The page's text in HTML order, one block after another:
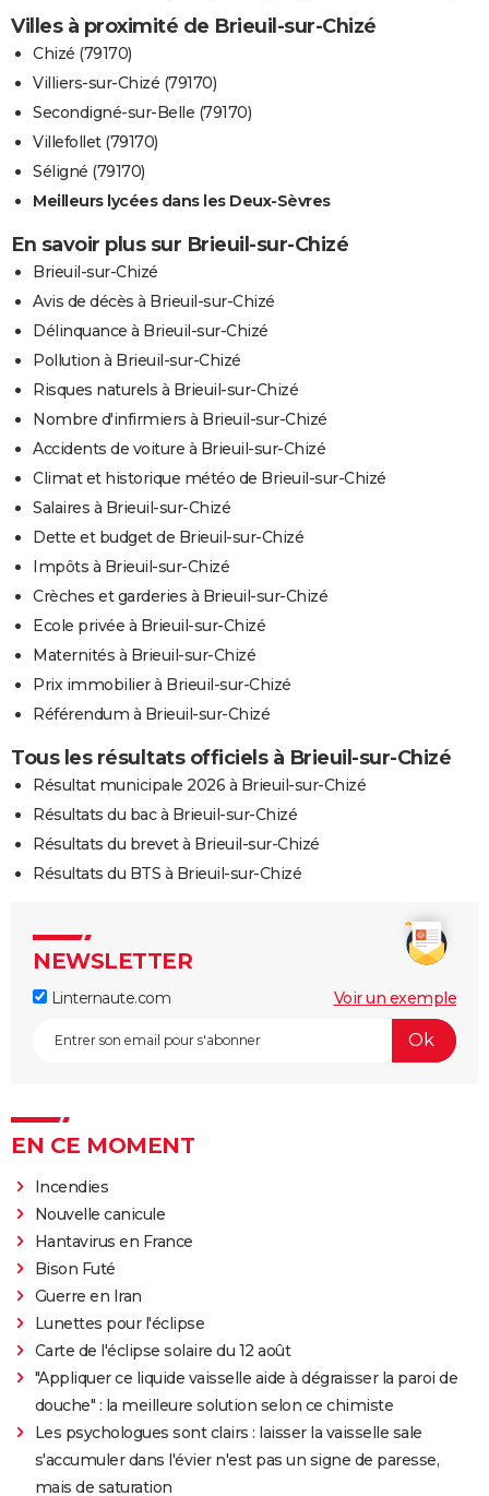
Villes à proximité de Brieuil-sur-Chizé
Chizé (79170)
Villiers-sur-Chizé (79170)
Secondigné-sur-Belle (79170)
Villefollet (79170)
Séligné (79170)
Meilleurs lycées dans les Deux-Sèvres
En savoir plus sur Brieuil-sur-Chizé
Brieuil-sur-Chizé
Avis de décès à Brieuil-sur-Chizé
Délinquance à Brieuil-sur-Chizé
Pollution à Brieuil-sur-Chizé
Risques naturels à Brieuil-sur-Chizé
Nombre d'infirmiers à Brieuil-sur-Chizé
Accidents de voiture à Brieuil-sur-Chizé
Climat et historique météo de Brieuil-sur-Chizé
Salaires à Brieuil-sur-Chizé
Dette et budget de Brieuil-sur-Chizé
Impôts à Brieuil-sur-Chizé
Crèches et garderies à Brieuil-sur-Chizé
Ecole privée à Brieuil-sur-Chizé
Maternités à Brieuil-sur-Chizé
Prix immobilier à Brieuil-sur-Chizé
Référendum à Brieuil-sur-Chizé
Tous les résultats officiels à Brieuil-sur-Chizé
Résultat municipale 2026 à Brieuil-sur-Chizé
Résultats du bac à Brieuil-sur-Chizé
Résultats du brevet à Brieuil-sur-Chizé
Résultats du BTS à Brieuil-sur-Chizé
NEWSLETTER
Linternaute.com Voir un exemple
EN CE MOMENT
Incendies
Nouvelle canicule
Hantavirus en France
Bison Futé
Guerre en Iran
Lunettes pour l'éclipse
Carte de l'éclipse solaire du 12 août
"Appliquer ce liquide vaisselle aide à dégraisser la paroi de
douche" : la meilleure solution selon ce chimiste
Les psychologues sont clairs : laisser la vaisselle sale
s'accumuler dans l'évier n'est pas un signe de paresse,
mais de saturation